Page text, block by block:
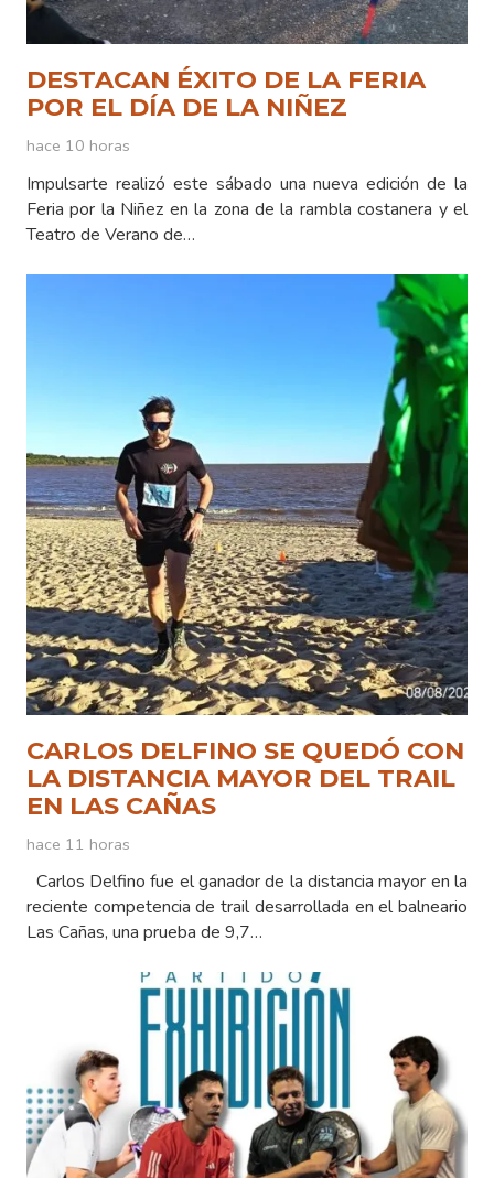
DESTACAN ÉXITO DE LA FERIA
POR EL DÍA DE LA NIÑEZ
hace 10 horas
Impulsarte realizó este sábado una nueva edición de la
Feria por la Niñez en la zona de la rambla costanera y el
Teatro de Verano de…
CARLOS DELFINO SE QUEDÓ CON
LA DISTANCIA MAYOR DEL TRAIL
EN LAS CAÑAS
hace 11 horas
Carlos Delfino fue el ganador de la distancia mayor en la
reciente competencia de trail desarrollada en el balneario
Las Cañas, una prueba de 9,7…